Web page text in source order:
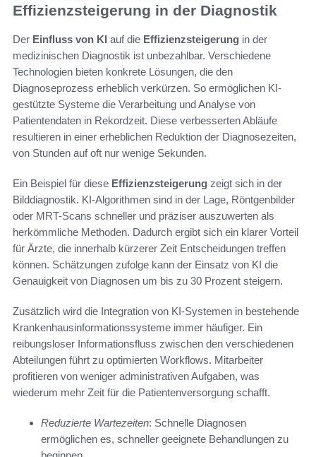
Effizienzsteigerung in der Diagnostik
Der Einfluss von KI auf die Effizienzsteigerung in der
medizinischen Diagnostik ist unbezahlbar. Verschiedene
Technologien bieten konkrete Lösungen, die den
Diagnoseprozess erheblich verkürzen. So ermöglichen KI-
gestützte Systeme die Verarbeitung und Analyse von
Patientendaten in Rekordzeit. Diese verbesserten Abläufe
resultieren in einer erheblichen Reduktion der Diagnosezeiten,
von Stunden auf oft nur wenige Sekunden.
Ein Beispiel für diese Effizienzsteigerung zeigt sich in der
Bilddiagnostik. KI-Algorithmen sind in der Lage, Röntgenbilder
oder MRT-Scans schneller und präziser auszuwerten als
herkömmliche Methoden. Dadurch ergibt sich ein klarer Vorteil
für Ärzte, die innerhalb kürzerer Zeit Entscheidungen treffen
können. Schätzungen zufolge kann der Einsatz von KI die
Genauigkeit von Diagnosen um bis zu 30 Prozent steigern.
Zusätzlich wird die Integration von KI-Systemen in bestehende
Krankenhausinformationssysteme immer häufiger. Ein
reibungsloser Informationsfluss zwischen den verschiedenen
Abteilungen führt zu optimierten Workflows. Mitarbeiter
profitieren von weniger administrativen Aufgaben, was
wiederum mehr Zeit für die Patientenversorgung schafft.
Reduzierte Wartezeiten: Schnelle Diagnosen
ermöglichen es, schneller geeignete Behandlungen zu